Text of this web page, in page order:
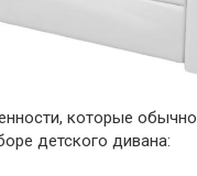
которые обычно
детского дивана: